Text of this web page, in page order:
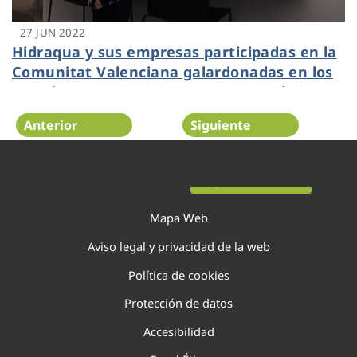
27 JUN 2022
Hidraqua y sus empresas participadas en la
Comunitat Valenciana galardonadas en los
Premios DEC 2022 por su programa de
experiencia de cliente ‘Contigo’
Anterior Siguiente
Mapa Web
Aviso legal y privacidad de la web
Política de cookies
Protección de datos
Accesibilidad